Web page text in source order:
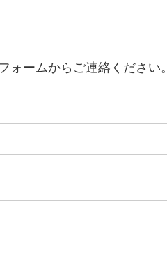
ォームからご連絡ください。